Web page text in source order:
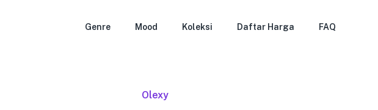
Genre Mood Koleksi Daftar Harga FAQ
Olexy